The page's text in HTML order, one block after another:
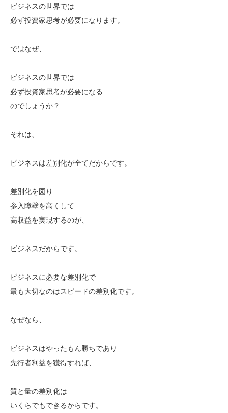
ビジネスの世界では
必ず投資家思考が必要になります。
ではなぜ、
ビジネスの世界では
必ず投資家思考が必要になる
のでしょうか？
それは、
ビジネスは差別化が全てだからです。
差別化を図り
参入障壁を高くして
高収益を実現するのが、
ビジネスだからです。
ビジネスに必要な差別化で
最も大切なのはスピードの差別化です。
なぜなら、
ビジネスはやったもん勝ちであり
先行者利益を獲得すれば、
質と量の差別化は
いくらでもできるからです。